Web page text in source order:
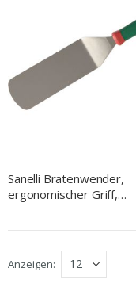
Sanelli Bratenwender,
ergonomischer Griff,
Anzeigen